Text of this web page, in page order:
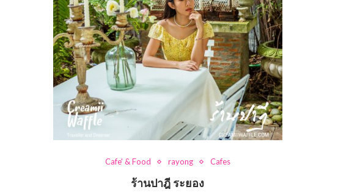
Cafe' & Food rayong Cafes
ร้านปาฎี ระยอง